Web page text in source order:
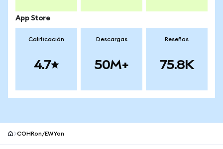
App Store
Calificación
4.7
Descargas
50M+
Reseñas
75.8K
COHRon/EWYon